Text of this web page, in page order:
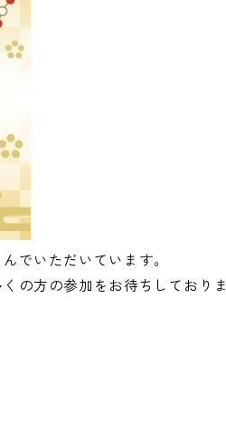
でいただいています。
の方の参加をお待ちしておりま